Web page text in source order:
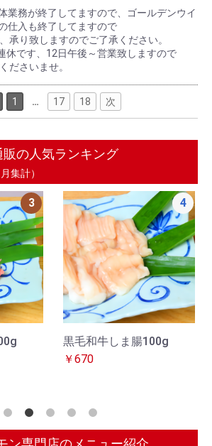
業務が終了してますので、ゴールデンウイ
仕入も終了してますので
承り致しますのでご了承ください。
休です、12日午後～営業致しますので
ださいませ。
1 … 17 18 次
の人気ランキング
集計）
3
黒毛和牛しま腸100g
￥670
4